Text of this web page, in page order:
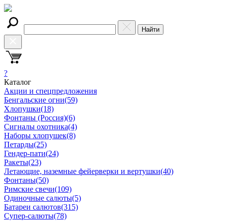
Найти
?
Каталог
Акции и спецпредложения
Бенгальские огни(59)
Хлопушки(18)
Фонтаны (Россия)(6)
Сигналы охотника(4)
Наборы хлопушек(8)
Петарды(25)
Гендер-пати(24)
Ракеты(23)
Летающие, наземные фейерверки и вертушки(40)
Фонтаны(50)
Римские свечи(109)
Одиночные салюты(5)
Батареи салютов(315)
Супер-салюты(78)